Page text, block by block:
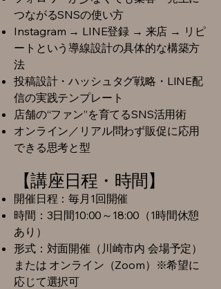
つながるSNSの使い方
Instagram → LINE登録 → 来店 → リピ
ートという導線設計の具体的な構築方
法
投稿設計・ハッシュタグ戦略・LINE配
信の実践テンプレート
店舗の“ファン”を育てるSNS活用術
オンライン／リアル問わず販促に応用
できる思考と型
【講座日程・時間】
開催日程：毎月1回開催
時間：3日間10:00～18:00 （1時間休憩
あり）
形式：対面開催（川崎市内 会場予定）
または オンライン（Zoom）※希望に
応じて選択可